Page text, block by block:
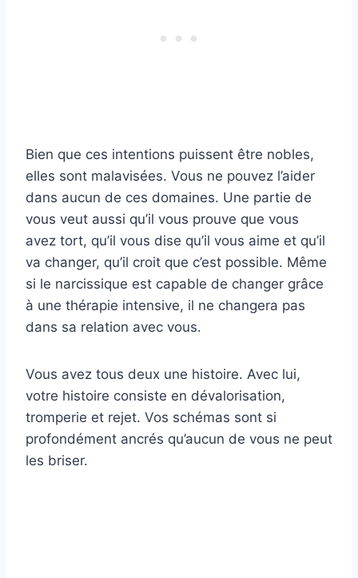
Bien que ces intentions puissent être nobles,
elles sont malavisées. Vous ne pouvez l’aider
dans aucun de ces domaines. Une partie de
vous veut aussi qu’il vous prouve que vous
avez tort, qu’il vous dise qu’il vous aime et qu’il
va changer, qu’il croit que c’est possible. Même
si le narcissique est capable de changer grâce
à une thérapie intensive, il ne changera pas
dans sa relation avec vous.
Vous avez tous deux une histoire. Avec lui,
votre histoire consiste en dévalorisation,
tromperie et rejet. Vos schémas sont si
profondément ancrés qu’aucun de vous ne peut
les briser.